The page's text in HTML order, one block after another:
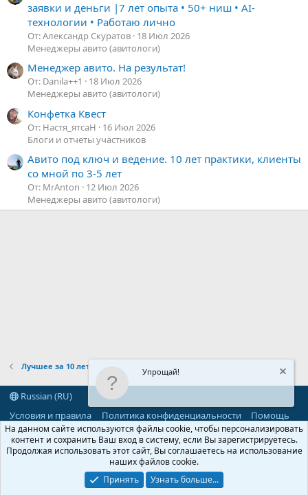
заявки и деньги |7 лет опыта • 50+ ниш • AI-
технологии • Работаю лично
От: Александр Скуратов 18 Июл 2026
Менеджеры авито (авитологи)
Менеджер авито. На результат!
От: Danila++1
18 Июл 2026
Менеджеры авито (авитологи)
Конфетка Квест
От: Настя_ятсаН
16 Июл 2026
Блоги и отчеты участников
Авито под ключ и ведение. 10 лет практики, клиенты
со мной по 3-5 лет
От: MrAnton
12 Июл 2026
Менеджеры авито (авитологи)
Лучшее за 10 лет
Russian (RU)
Условия и правила
Политика конфиденциальности Помощь
R
S
Community platform by XenForo® © 2010-2026 XenForo Ltd.
Parts of this site powered byadd-ons from DragonByte™
DragonByte Technologies(Details)
©2010-2026 XenForo Ltd.
Упрощай!
На данном сайте используются файлы cookie, чтобы персонализировать
контент и сохранить Ваш вход в систему, если Вы зарегистрируетесь.
Продолжая использовать этот сайт, Вы соглашаетесь на использование
наших файлов cookie.
Принять
Узнать больше...